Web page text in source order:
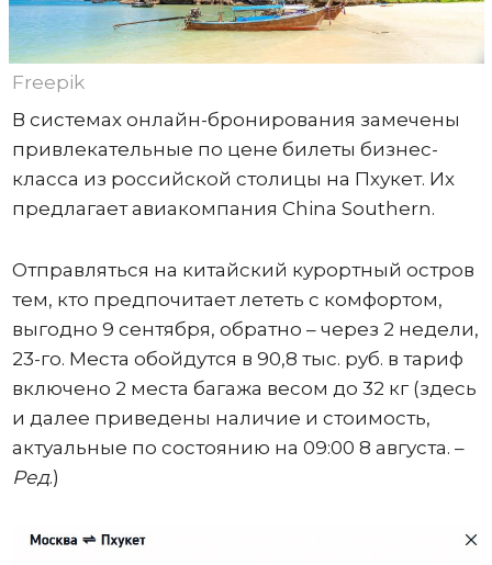
Freepik
В системах онлайн-бронирования замечены
привлекательные по цене билеты бизнес-
класса из российской столицы на Пхукет. Их
предлагает авиакомпания China Southern.
Отправляться на китайский курортный остров
тем, кто предпочитает лететь с комфортом,
выгодно 9 сентября, обратно – через 2 недели,
23-го. Места обойдутся в 90,8 тыс. руб. в тариф
включено 2 места багажа весом до 32 кг (здесь
и далее приведены наличие и стоимость,
актуальные по состоянию на 09:00 8 августа. –
Ред.)